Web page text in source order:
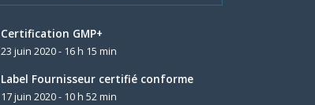
Certification GMP+
23 juin 2020 - 16 h 15 min
Label Fournisseur certifié conforme
17 juin 2020 - 10 h 52 min